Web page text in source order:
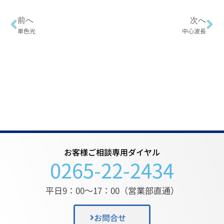
前へ
単色光
次へ
中心波長
お客様ご相談専用ダイヤル
0265-22-2434
平日9：00〜17：00（営業部直通）
お問合せ